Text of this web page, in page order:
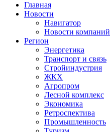
Главная
Новости
Навигатор
Новости компаний
Регион
Энергетика
Транспорт и связь
Стройиндустрия
ЖКХ
Агропром
Лесной комплекс
Экономика
Ретроспектива
Промышленность